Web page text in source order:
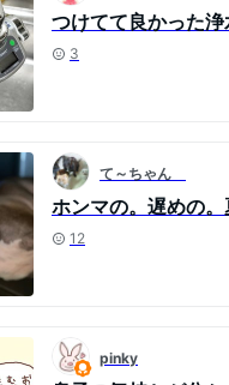
つけてて良かった浄
3
て～ちゃん
ホンマの。遅めの。
12
pinky